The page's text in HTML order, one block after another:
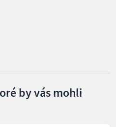
by vás mohli